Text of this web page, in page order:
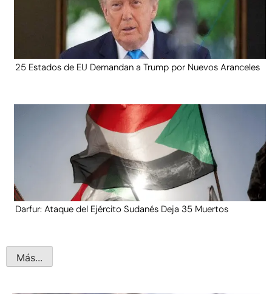
25 Estados de EU Demandan a Trump por Nuevos Aranceles
Darfur: Ataque del Ejército Sudanés Deja 35 Muertos
Más...